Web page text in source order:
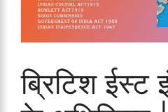
ब्रिटिश ईस्ट